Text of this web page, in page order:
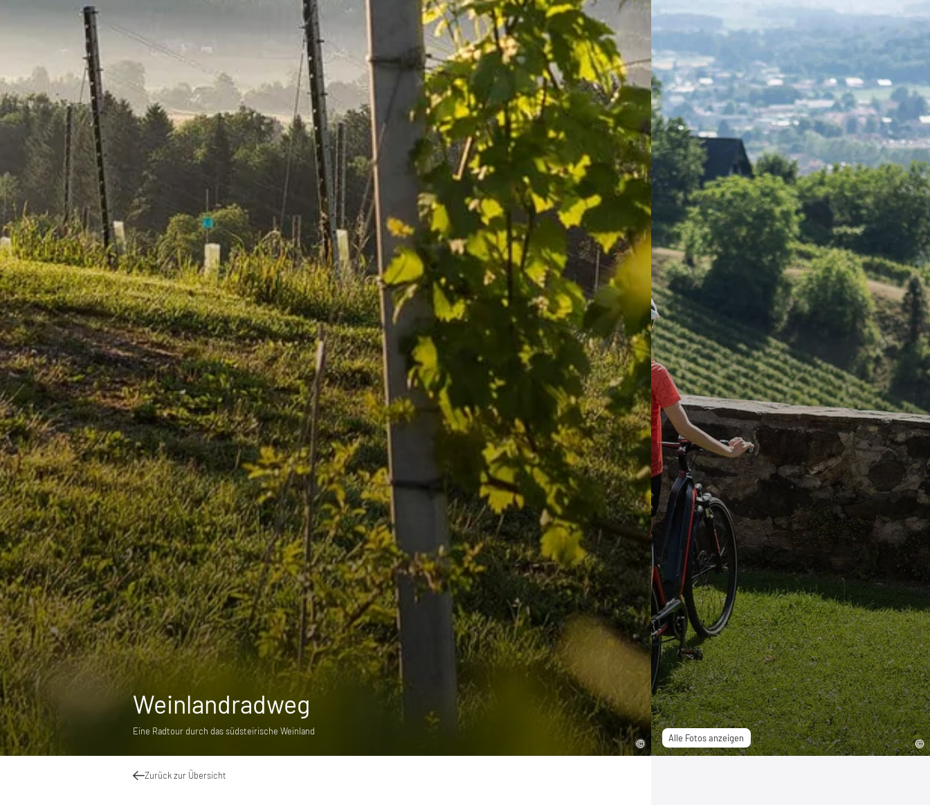
Alle Fotos anzeigen
Weinlandradweg
Eine Radtour durch das südsteirische Weinland
Zurück zur Übersicht